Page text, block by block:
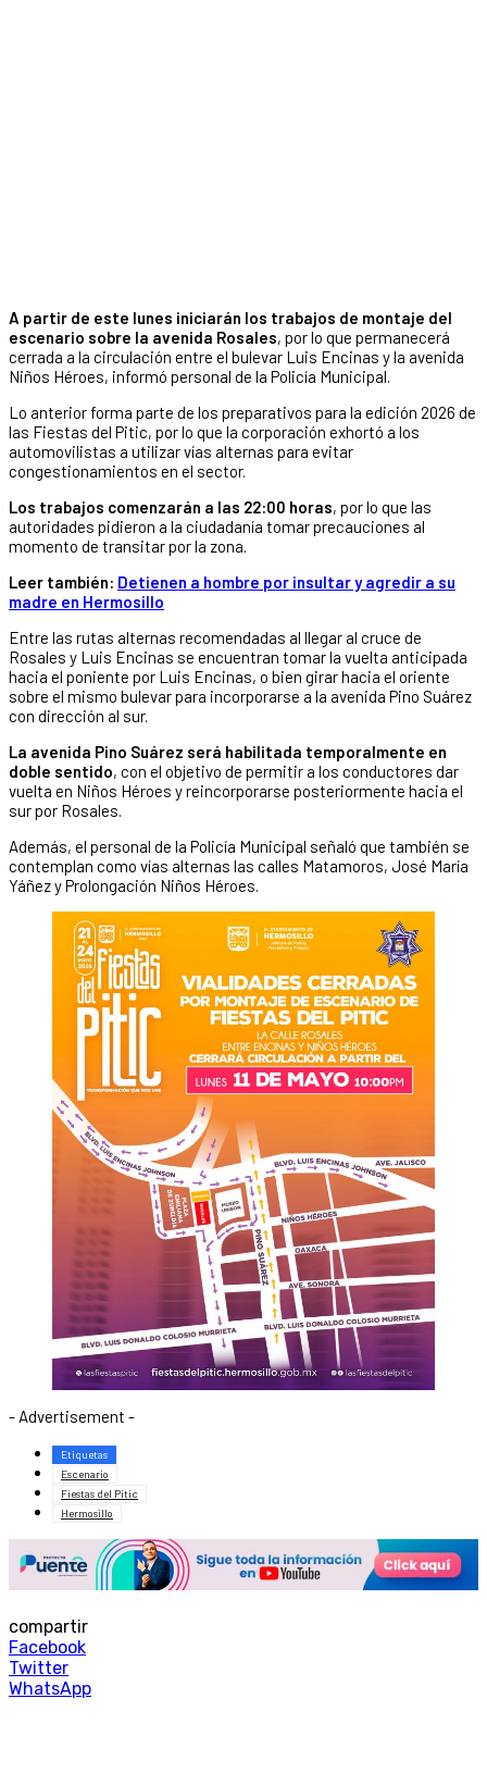
A partir de este lunes iniciarán los trabajos de montaje del
escenario sobre la avenida Rosales, por lo que permanecerá
cerrada a la circulación entre el bulevar Luis Encinas y la avenida
Niños Héroes, informó personal de la Policía Municipal.
Lo anterior forma parte de los preparativos para la edición 2026 de
las Fiestas del Pitic, por lo que la corporación exhortó a los
automovilistas a utilizar vías alternas para evitar
congestionamientos en el sector.
Los trabajos comenzarán a las 22:00 horas, por lo que las
autoridades pidieron a la ciudadanía tomar precauciones al
momento de transitar por la zona.
Leer también: Detienen a hombre por insultar y agredir a su
madre en Hermosillo
Entre las rutas alternas recomendadas al llegar al cruce de
Rosales y Luis Encinas se encuentran tomar la vuelta anticipada
hacia el poniente por Luis Encinas, o bien girar hacia el oriente
sobre el mismo bulevar para incorporarse a la avenida Pino Suárez
con dirección al sur.
La avenida Pino Suárez será habilitada temporalmente en
doble sentido, con el objetivo de permitir a los conductores dar
vuelta en Niños Héroes y reincorporarse posteriormente hacia el
sur por Rosales.
Además, el personal de la Policía Municipal señaló que también se
contemplan como vías alternas las calles Matamoros, José María
Yáñez y Prolongación Niños Héroes.
- Advertisement -
Etiquetas
Escenario
Fiestas del Pitic
Hermosillo
compartir
Facebook
Twitter
WhatsApp